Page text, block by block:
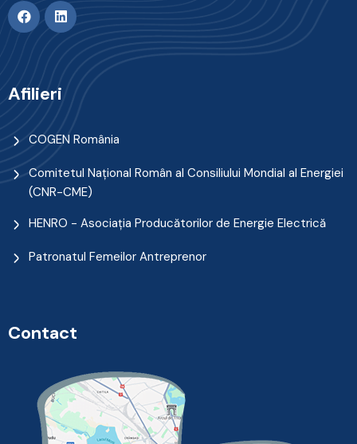
Afilieri
COGEN România
Comitetul Naţional Român al Consiliului Mondial al Energiei
(CNR-CME)
HENRO - Asociația Producătorilor de Energie Electrică
Patronatul Femeilor Antreprenor
Contact